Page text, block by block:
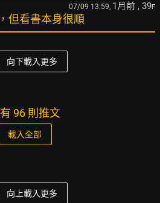
07/09 13:59, 1月前 , 39F
但看書本身很順
向下載入更多
96 則推文
載入全部
向上載入更多